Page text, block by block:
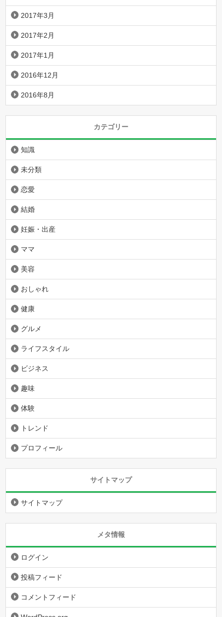
2017年3月
2017年2月
2017年1月
2016年12月
2016年8月
カテゴリー
知識
未分類
恋愛
結婚
妊娠・出産
ママ
美容
おしゃれ
健康
グルメ
ライフスタイル
ビジネス
趣味
体験
トレンド
プロフィール
サイトマップ
サイトマップ
メタ情報
ログイン
投稿フィード
コメントフィード